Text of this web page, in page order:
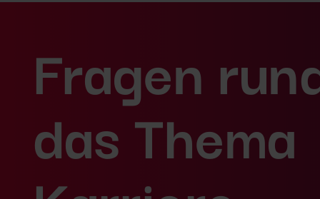
Fragen
das Thema